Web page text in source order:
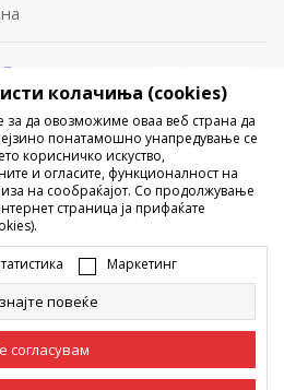
или користење на содржината од
Vision, делумно или целосно a се
марки, комерцијални содржини, ниту
лица, јавно да се објавуваат или да
без писмена согласност од БДС.МК
ДООЕЛ.
во описот на производот,
но не можеме да гарантираме дака
и без грешка. Сите прикажани
во секој момент. Достапноста на
и на телефонскиот број 02 3055
колачиња (cookies)
за да овозможиме оваа веб страна да
понатамошно унапредување се
корисничко искуство,
и огласите, функционалност на
на сообраќајот. Со продолжување
страница ја прифаќате
Маркетинг
повеќе
согласувам